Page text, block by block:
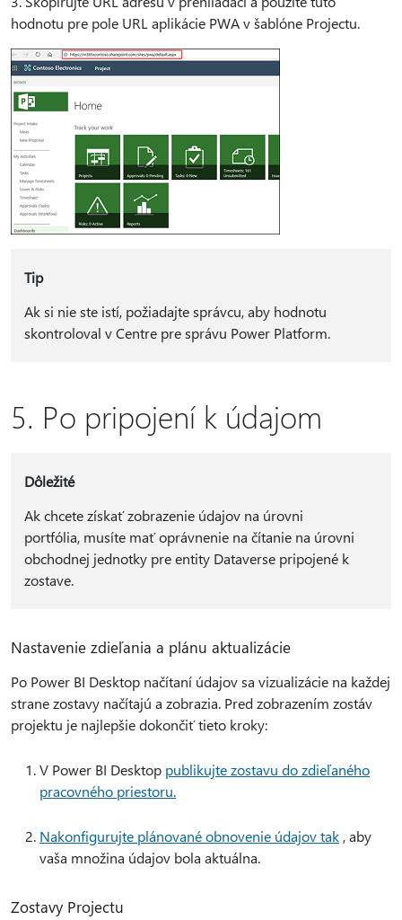
hodnotu pre pole URL aplikácie PWA v šablóne Projectu.
Tip
Ak si nie ste istí, požiadajte správcu, aby hodnotu
skontroloval v Centre pre správu Power Platform.
5. Po pripojení k údajom
Dôležité
Ak chcete získať zobrazenie údajov na úrovni
portfólia, musíte mať oprávnenie na čítanie na úrovni
obchodnej jednotky pre entity Dataverse pripojené k
zostave.
Nastavenie zdieľania a plánu aktualizácie
Po Power BI Desktop načítaní údajov sa vizualizácie na každej
strane zostavy načítajú a zobrazia. Pred zobrazením zostáv
projektu je najlepšie dokončiť tieto kroky:
V Power BI Desktop publikujte zostavu do zdieľaného
pracovného priestoru.
Nakonfigurujte plánované obnovenie údajov tak, aby
vaša množina údajov bola aktuálna.
Zostavy Projectu